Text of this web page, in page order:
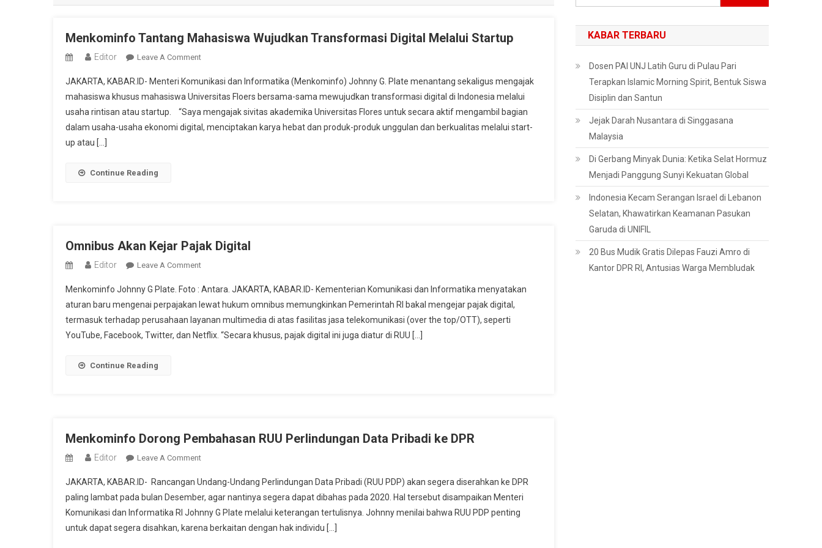
Menkominfo Tantang Mahasiswa Wujudkan Transformasi Digital Melalui Startup
Editor Leave A CommentOn
Tantang
Mahasiswa
Wujudkan
Transformasi
JAKARTA, KABAR.ID- Menteri Komunikasi dan Informatika (Menkominfo) Johnny G. Plate menantang sekaligus mengajak
mahasiswa khusus mahasiswa Universitas Floers bersama-sama mewujudkan transformasi digital di Indonesia melalui
usaha rintisan atau startup. “Saya mengajak sivitas akademika Universitas Flores untuk secara aktif mengambil bagian
dalam usaha-usaha ekonomi digital, menciptakan karya hebat dan produk-produk unggulan dan berkualitas melalui start-
up atau […]
Continue Reading
Omnibus Akan Kejar Pajak Digital
Editor Leave A CommentOn
Akan
Kejar
Pajak
Digital
Menkominfo Johnny G Plate. Foto : Antara. JAKARTA, KABAR.ID- Kementerian Komunikasi dan Informatika menyatakan
aturan baru mengenai perpajakan lewat hukum omnibus memungkinkan Pemerintah RI bakal mengejar pajak digital,
termasuk terhadap perusahaan layanan multimedia di atas fasilitas jasa telekomunikasi (over the top/OTT), seperti
YouTube, Facebook, Twitter, dan Netflix. “Secara khusus, pajak digital ini juga diatur di RUU […]
Continue Reading
Menkominfo Dorong Pembahasan RUU Perlindungan Data Pribadi ke DPR
Editor Leave A CommentOn
Dorong
Pembahasan
RUU
Perlindungan
JAKARTA, KABAR.ID- Rancangan Undang-Undang Perlindungan Data Pribadi (RUU PDP) akan segera diserahkan ke DPR
paling lambat pada bulan Desember, agar nantinya segera dapat dibahas pada 2020. Hal tersebut disampaikan Menteri
Komunikasi dan Informatika RI Johnny G Plate melalui keterangan tertulisnya. Johnny menilai bahwa RUU PDP penting
untuk dapat segera disahkan, karena berkaitan dengan hak individu […]
untuk:
KABAR TERBARU
Dosen PAI UNJ Latih Guru di Pulau Pari
Terapkan Islamic Morning Spirit, Bentuk Siswa
Disiplin dan Santun
Jejak Darah Nusantara di Singgasana
Malaysia
Di Gerbang Minyak Dunia: Ketika Selat Hormuz
Menjadi Panggung Sunyi Kekuatan Global
Indonesia Kecam Serangan Israel di Lebanon
Selatan, Khawatirkan Keamanan Pasukan
Garuda di UNIFIL
20 Bus Mudik Gratis Dilepas Fauzi Amro di
Kantor DPR RI, Antusias Warga Membludak